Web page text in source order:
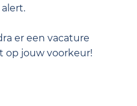
er een vacature
op jouw voorkeur!